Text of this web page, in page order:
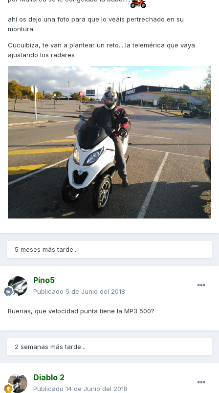
ahí os dejo una foto para que lo veáis pertrechado en su
montura.
Cucuibiza, te van a plantear un reto... la telemérica que vaya
ajustando los radares
5 meses más tarde...
Pino5
Publicado 5 de Junio del 2018
Buenas, que velocidad punta tiene la MP3 500?
2 semanas más tarde...
Diablo 2
Publicado 14 de Junio del 2018